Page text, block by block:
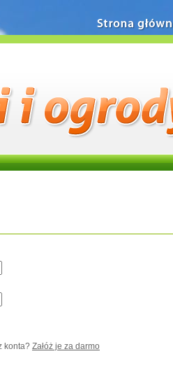
konta? Załóż je za darmo
Strona główna